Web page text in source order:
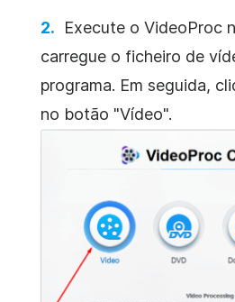
Execute o VideoProc
carregue o ficheiro de
programa. Em seguida,
no botão "Vídeo".